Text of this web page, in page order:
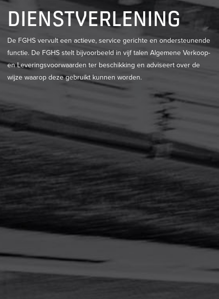
DIENSTVERLENING
De FGHS vervult een actieve, service gerichte en ondersteunende
functie. De FGHS stelt bijvoorbeeld in vijf talen Algemene Verkoop-
en Leveringsvoorwaarden ter beschikking en adviseert over de
wijze waarop deze gebruikt kunnen worden.
LEDENVOORDEEL